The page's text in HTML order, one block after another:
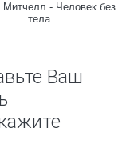
- Человек без
тела
Ваш